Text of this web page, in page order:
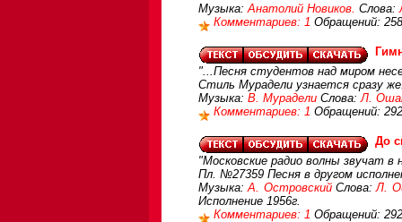
Музыка:Анатолий Новиков. Слова:
Комментариев: 1 Обращений:
"...Песня студентов над миром
Стиль Мурадели узнается сразу
Музыка: В. Мурадели Слова:Л.
Комментариев: 1 Обращений:
До
"Московские радио волны звучат
Пл. №27359 Песня в другом
Музыка:А. ОстровскийСлова:Л.
Исполнение 1956г.
Комментариев: 1 Обращений: